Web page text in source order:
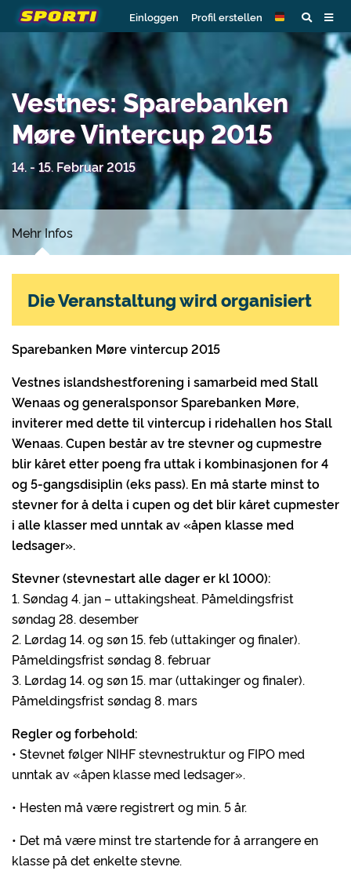
Einloggen Profil erstellen
Vestnes: Sparebanken
Møre Vintercup 2015
14. - 15. Februar 2015
Mehr Infos
Sparebanken Møre vintercup 2015
Vestnes islandshestforening i samarbeid med Stall
Wenaas og generalsponsor Sparebanken Møre,
inviterer med dette til vintercup i ridehallen hos Stall
Wenaas. Cupen består av tre stevner og cupmestre
blir kåret etter poeng fra uttak i kombinasjonen for 4
og 5-gangsdisiplin (eks pass). En må starte minst to
stevner for å delta i cupen og det blir kåret cupmester
i alle klasser med unntak av «åpen klasse med
ledsager».
Stevner (stevnestart alle dager er kl 1000):
1. Søndag 4. jan – uttakingsheat. Påmeldingsfrist
søndag 28. desember
2. Lørdag 14. og søn 15. feb (uttakinger og finaler).
Påmeldingsfrist søndag 8. februar
3. Lørdag 14. og søn 15. mar (uttakinger og finaler).
Påmeldingsfrist søndag 8. mars
Regler og forbehold:
• Stevnet følger NIHF stevnestruktur og FIPO med
unntak av «åpen klasse med ledsager».
• Hesten må være registrert og min. 5 år.
• Det må være minst tre startende for å arrangere en
klasse på det enkelte stevne.
Die Veranstaltung wird organisiert